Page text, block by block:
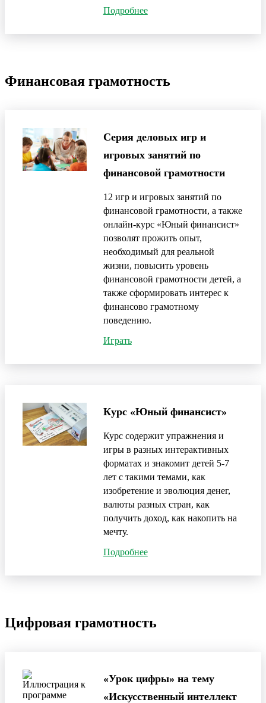
Подробнее
Финансовая грамотность
Серия деловых игр и
игровых занятий по
финансовой грамотности
12 игр и игровых занятий по
финансовой грамотности, а также
онлайн-курс «Юный финансист»
позволят прожить опыт,
необходимый для реальной
жизни, повысить уровень
финансовой грамотности детей, а
также сформировать интерес к
финансово грамотному
поведению.
Играть
Курс «Юный финансист»
Курс содержит упражнения и
игры в разных интерактивных
форматах и знакомит детей 5-7
лет с такими темами, как
изобретение и эволюция денег,
валюты разных стран, как
получить доход, как накопить на
мечту.
Подробнее
Цифровая грамотность
«Урок цифры» на тему
«Искусственный интеллект